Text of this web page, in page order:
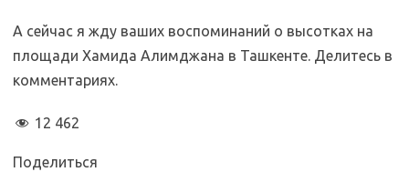
А сейчас я жду ваших воспоминаний о высотках на
площади Хамида Алимджана в Ташкенте. Делитесь в
комментариях.
12 462
Поделиться